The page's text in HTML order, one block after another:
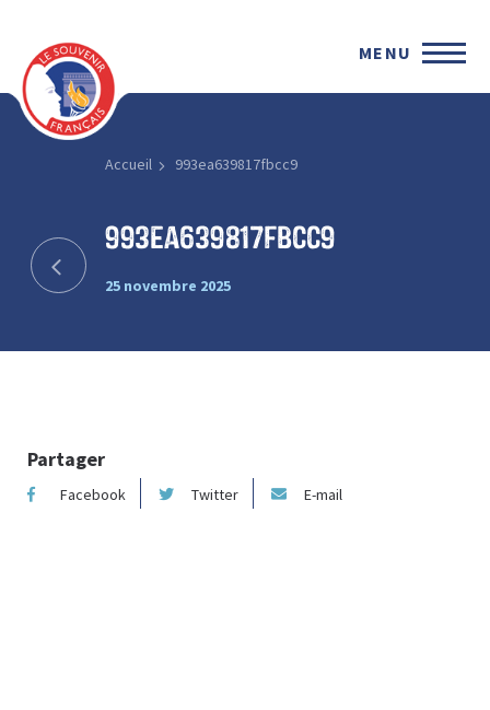
MENU
Accueil 993ea639817fbcc9
993ea639817fbcc9
25 novembre 2025
Partager
Facebook Twitter E-mail